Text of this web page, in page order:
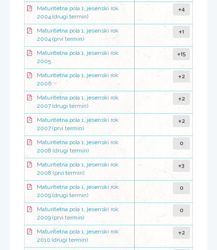
Maturitetna pola 1, jesenski rok
2004 (drugi termin)
+4
Maturitetna pola 1, jesenski rok
2004 (prvi termin)
+1
Maturitetna pola 1, jesenski rok
2005
+15
Maturitetna pola 1, jesenski rok
2006
+2
Maturitetna pola 1, jesenski rok
2007 (drugi termin)
+2
Maturitetna pola 1, jesenski rok
2007 (prvi termin)
+2
Maturitetna pola 1, jesenski rok
2008 (drugi termin)
0
Maturitetna pola 1, jesenski rok
2008 (prvi termin)
+3
Maturitetna pola 1, jesenski rok
2009 (drugi termin)
0
Maturitetna pola 1, jesenski rok
2009 (prvi termin)
0
Maturitetna pola 1, jesenski rok
2010 (drugi termin)
+2